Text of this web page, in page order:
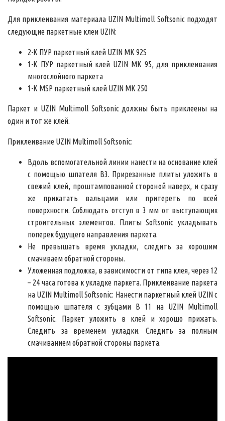
Для приклеивания материала UZIN Multimoll Softsonic подходят
следующие паркетные клеи UZIN:
2-К ПУР паркетный клей UZIN MK 92S
1-K ПУР паркетный клей UZIN MK 95, для приклеивания
многослойного паркета
1-K MSP паркетный клей UZIN MK 250
Паркет и UZIN Multimoll Softsonic должны быть приклеены на
один и тот же клей.
Приклеивание UZIN Multimoll Softsonic:
Вдоль вспомогательной линии нанести на основание клей
с помощью шпателя В3. Прирезанные плиты уложить в
свежий клей, проштампованной стороной наверх, и сразу
же прикатать вальцами или притереть по всей
поверхности. Соблюдать отступ в 3 мм от выступающих
строительных элементов. Плиты Softsonic укладывать
поперек будущего направления паркета.
Не превышать время укладки, следить за хорошим
смачиваем обратной стороны.
Уложенная подложка, в зависимости от типа клея, через 12
– 24 часа готова к укладке паркета. Приклеивание паркета
на UZIN Multimoll Softsonic: Нанести паркетный клей UZIN с
помощью шпателя с зубцами В 11 на UZIN Multimoll
Softsonic. Паркет уложить в клей и хорошо прижать.
Следить за временем укладки. Следить за полным
смачиванием обратной стороны паркета.